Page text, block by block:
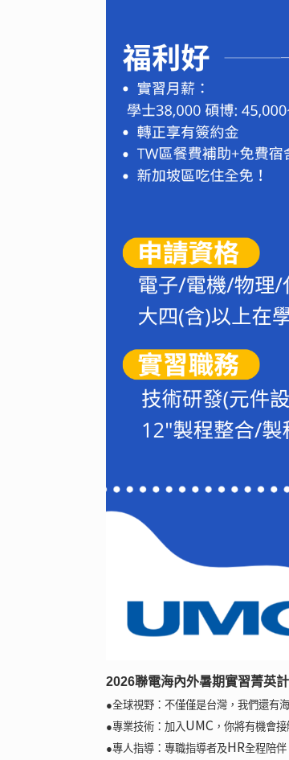
2026聯電海內外暑期實習菁英
●全球視野：不僅僅是台灣，我們還有
●專業技術：加入 UMC ，你將有機會
●專人指導：專職指導者及HR全程陪伴